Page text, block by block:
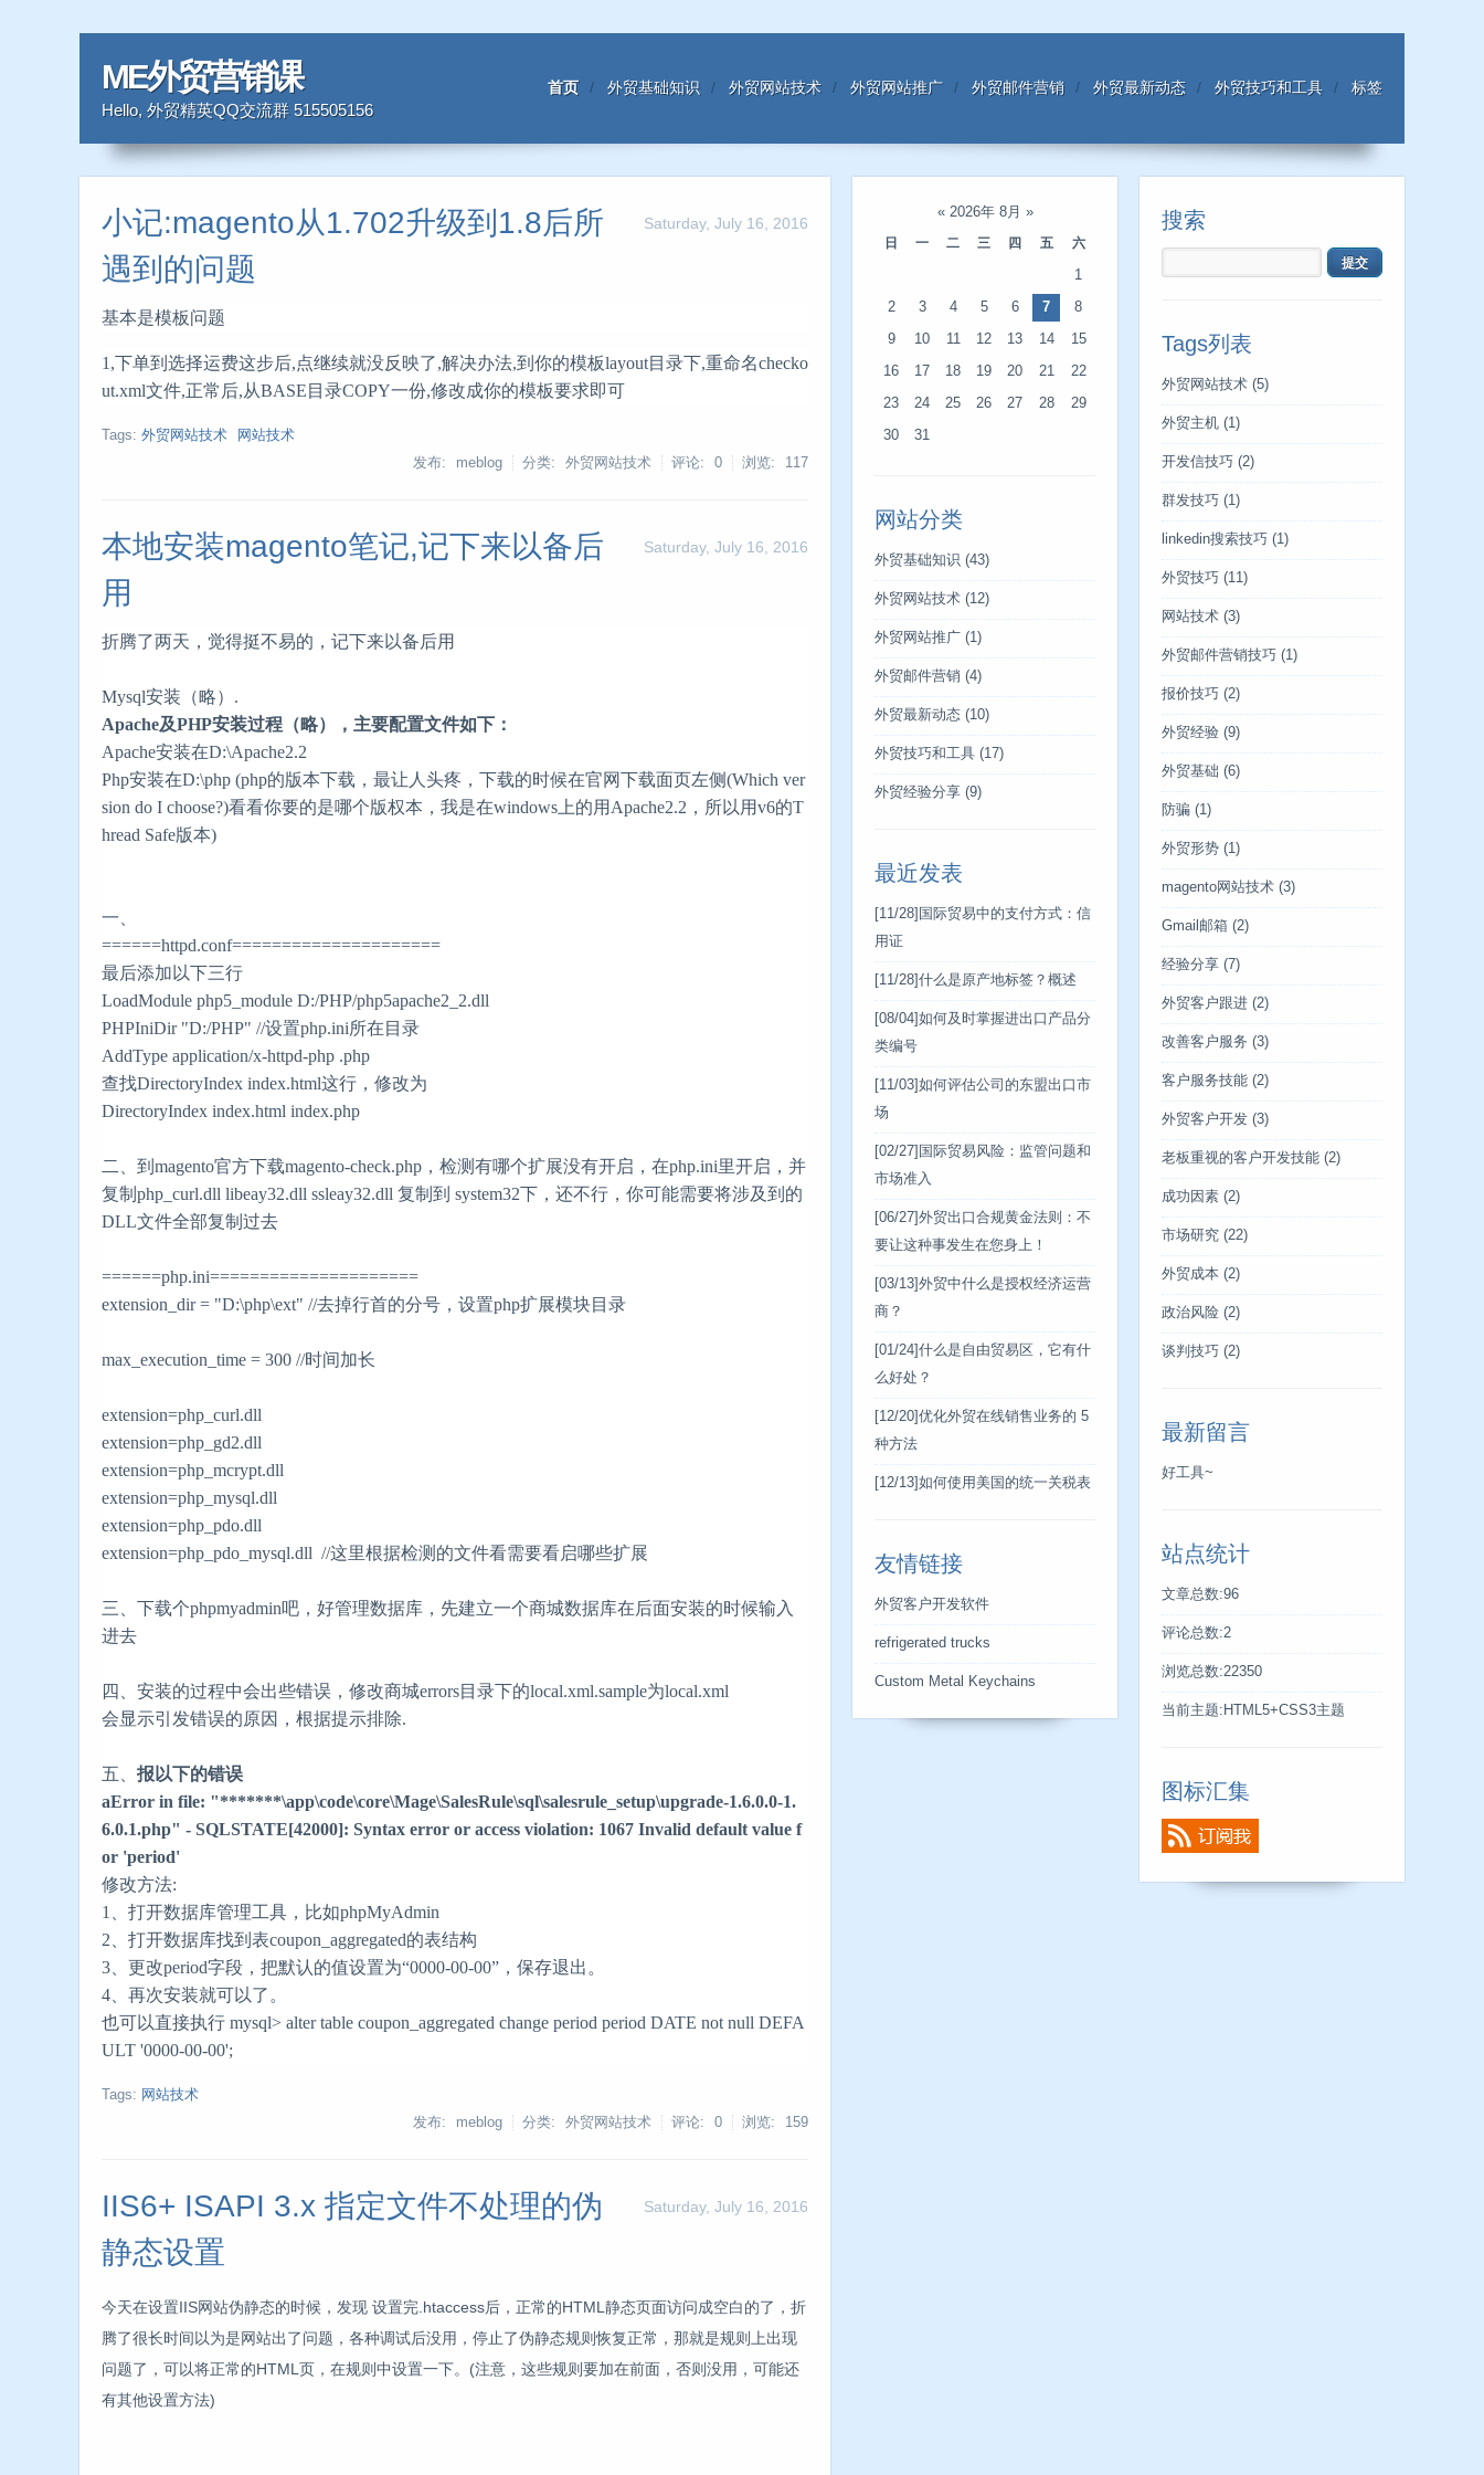
ME外贸营销课
Hello, 外贸精英QQ交流群 515505156
首页 外贸基础知识 外贸网站技术 外贸网站推广 外贸邮件营销 外贸最新动态 外贸技巧和工具 标签
Saturday, July 16, 2016
小记:magento从1.702升级到1.8后所
遇到的问题
基本是模板问题
1,下单到选择运费这步后,点继续就没反映了,解决办法,到你的模板layout目录下,重命名checko
ut.xml文件,正常后,从BASE目录COPY一份,修改成你的模板要求即可
Tags: 外贸网站技术
网站技术
发布: meblog
分类: 外贸网站技术 评论: 0 浏览: 117
Saturday, July 16, 2016
本地安装magento笔记,记下来以备后
用
折腾了两天，觉得挺不易的，记下来以备后用
Mysql安装（略）.
Apache及PHP安装过程（略），主要配置文件如下：
Apache安装在D:\Apache2.2
Php安装在D:\php (php的版本下载，最让人头疼，下载的时候在官网下载面页左侧(Which ver
sion do I choose?)看看你要的是哪个版权本，我是在windows上的用Apache2.2，所以用v6的T
hread Safe版本)
一、
======httpd.conf=====================
最后添加以下三行
LoadModule php5_module D:/PHP/php5apache2_2.dll
PHPIniDir "D:/PHP" //设置php.ini所在目录
AddType application/x-httpd-php .php
查找DirectoryIndex index.html这行，修改为
DirectoryIndex index.html index.php
二、到magento官方下载magento-check.php，检测有哪个扩展没有开启，在php.ini里开启，并
复制php_curl.dll libeay32.dll ssleay32.dll 复制到 system32下，还不行，你可能需要将涉及到的
DLL文件全部复制过去
======php.ini=====================
extension_dir = "D:\php\ext" //去掉行首的分号，设置php扩展模块目录
max_execution_time = 300 //时间加长
extension=php_curl.dll
extension=php_gd2.dll
extension=php_mcrypt.dll
extension=php_mysql.dll
extension=php_pdo.dll
extension=php_pdo_mysql.dll //这里根据检测的文件看需要看启哪些扩展
三、下载个phpmyadmin吧，好管理数据库，先建立一个商城数据库在后面安装的时候输入
进去
四、安装的过程中会出些错误，修改商城errors目录下的local.xml.sample为local.xml
会显示引发错误的原因，根据提示排除.
五、 报以下的错误
aError in file: "*******\app\code\core\Mage\SalesRule\sql\salesrule_setup\upgrade-1.6.0.0-1.
6.0.1.php" - SQLSTATE[42000]: Syntax error or access violation: 1067 Invalid default value f
or 'period'
修改方法:
1、打开数据库管理工具，比如phpMyAdmin
2、打开数据库找到表coupon_aggregated的表结构
3、更改period字段，把默认的值设置为“0000-00-00”，保存退出。
4、再次安装就可以了。
也可以直接执行 mysql> alter table coupon_aggregated change period period DATE not null DEFA
ULT '0000-00-00';
Tags: 网站技术
发布: meblog
分类: 外贸网站技术 评论: 0 浏览: 159
Saturday, July 16, 2016
IIS6+ ISAPI 3.x 指定文件不处理的伪
静态设置
今天在设置IIS网站伪静态的时候，发现 设置完.htaccess后，正常的HTML静态页面访问成空白的了，折
腾了很长时间以为是网站出了问题，各种调试后没用，停止了伪静态规则恢复正常，那就是规则上出现
问题了，可以将正常的HTML页，在规则中设置一下。(注意，这些规则要加在前面，否则没用，可能还
有其他设置方法)
« 2026年 8月 »
日
一 二 三 四 五 六
1
2 3 4 5 6 7 8
9 10 11 12 13 14 15
16 17 18 19 20 21 22
23 24 25 26 27 28 29
30 31
网站分类
外贸基础知识 (43)
外贸网站技术 (12)
外贸网站推广 (1)
外贸邮件营销 (4)
外贸最新动态 (10)
外贸技巧和工具 (17)
外贸经验分享 (9)
最近发表
[11/28] 国际贸易中的支付方式：信
用证
[11/28] 什么是原产地标签？概述
[08/04] 如何及时掌握进出口产品分
类编号
[11/03] 如何评估公司的东盟出口市
场
[02/27] 国际贸易风险：监管问题和
市场准入
[06/27] 外贸出口合规黄金法则：不
要让这种事发生在您身上！
[03/13] 外贸中什么是授权经济运营
商？
[01/24] 什么是自由贸易区，它有什
么好处？
[12/20] 优化外贸在线销售业务的 5
种方法
[12/13] 如何使用美国的统一关税表
友情链接
外贸客户开发软件
refrigerated trucks
Custom Metal Keychains
搜索
Tags列表
外贸网站技术 (5)
外贸主机 (1)
开发信技巧 (2)
群发技巧 (1)
linkedin搜索技巧 (1)
外贸技巧 (11)
网站技术 (3)
外贸邮件营销技巧 (1)
报价技巧 (2)
外贸经验 (9)
外贸基础 (6)
防骗 (1)
外贸形势 (1)
magento网站技术 (3)
Gmail邮箱 (2)
经验分享 (7)
外贸客户跟进 (2)
改善客户服务 (3)
客户服务技能 (2)
外贸客户开发 (3)
老板重视的客户开发技能 (2)
成功因素 (2)
市场研究 (22)
外贸成本 (2)
政治风险 (2)
谈判技巧 (2)
最新留言
好工具~
站点统计
文章总数:96
评论总数:2
浏览总数:22350
当前主题:HTML5+CSS3主题
图标汇集